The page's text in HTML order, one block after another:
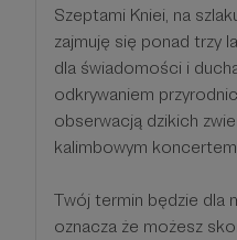
Szeptami Kniei, na
zajmuję się ponad trzy
dla świadomości i
odkrywaniem
obserwacją dzikich
kalimbowym
Twój termin będzie dla
oznacza że możesz